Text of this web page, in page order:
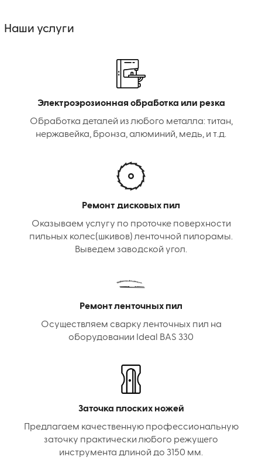
Наши услуги
Электроэрозионная обработка или резка
Обработка деталей из любого металла: титан,
нержавейка, бронза, алюминий, медь, и т.д.
Ремонт дисковых пил
Оказываем услугу по проточке поверхности
пильных колес(шкивов) ленточной пилорамы.
Выведем заводской угол.
Ремонт ленточных пил
Осуществляем сварку ленточных пил на
оборудовании Ideal BAS 330
Заточка плоских ножей
Предлагаем качественную профессиональную
заточку практически любого режущего
инструмента длиной до 3150 мм.